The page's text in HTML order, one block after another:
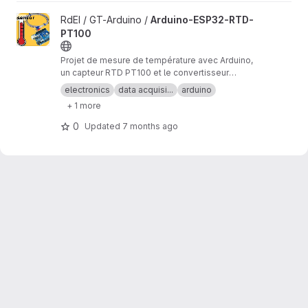
View Arduino-ESP32-RTD-PT100 project
RdEI / GT-Arduino / Arduino-ESP32-RTD-
PT100
Projet de mesure de température avec Arduino,
un capteur RTD PT100 et le convertisseur
analogique/numérique MAX31865.
electronics data acquisi...
arduino
+ 1 more
0 Updated 7 months ago